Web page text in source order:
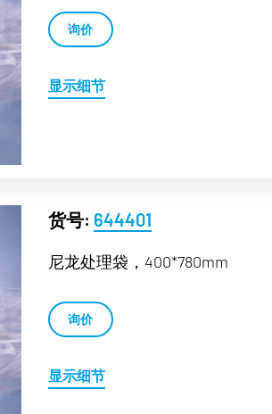
询价
显示细节
货号: 644401
尼龙处理袋，400*780mm
询价
显示细节